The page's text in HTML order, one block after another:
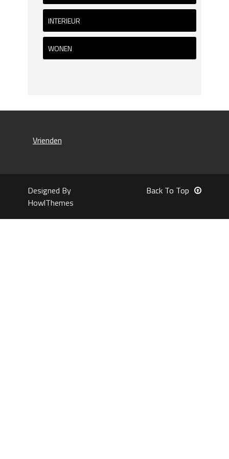
INTERIEUR
WONEN
Vrienden
Designed By
HowlThemes
Back To Top